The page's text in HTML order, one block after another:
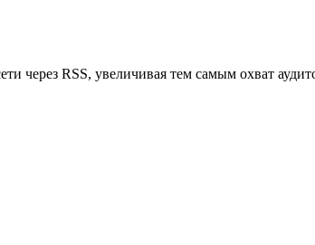
через RSS, увеличивая тем самым охват